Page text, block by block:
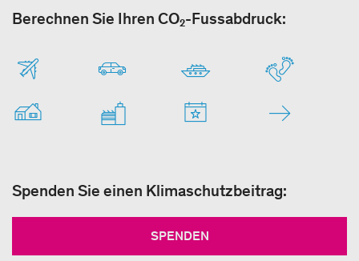
Berechnen Sie Ihren CO₂-Fussabdruck:
Spenden Sie einen Klimaschutzbeitrag:
SPENDEN